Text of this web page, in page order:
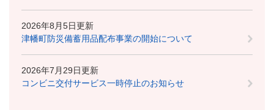
2026年8月5日更新
津幡町防災備蓄用品配布事業の開始について
2026年7月29日更新
コンビニ交付サービス一時停止のお知らせ